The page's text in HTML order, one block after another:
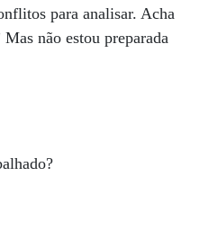
para analisar. Acha
não estou preparada